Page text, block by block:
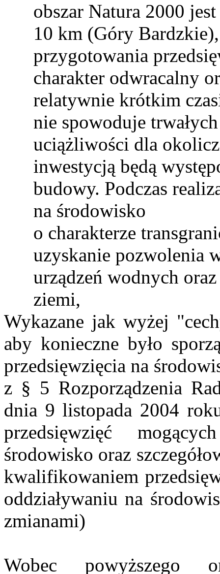
obszar Natura 2000
10 km (Góry
przygotowania
charakter odwracalny
relatywnie krótkim
nie spowoduje
uciążliwości dla
inwestycją będą
budowy. Podczas
na środowisko
o charakterze
uzyskanie pozwolenia
urządzeń wodnych
ziemi,
Wykazane jak wyżej
aby konieczne było
przedsięwzięcia na
z § 5 Rozporządzenia
dnia 9 listopada 2004
przedsięwzięć
środowisko oraz
kwalifikowaniem
oddziaływaniu na
zmianami)
Wobec powyższego